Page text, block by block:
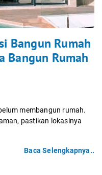
Bangun Rumah
Bangun Rumah
membangun rumah.
pastikan lokasinya
Baca Selengkapnya..